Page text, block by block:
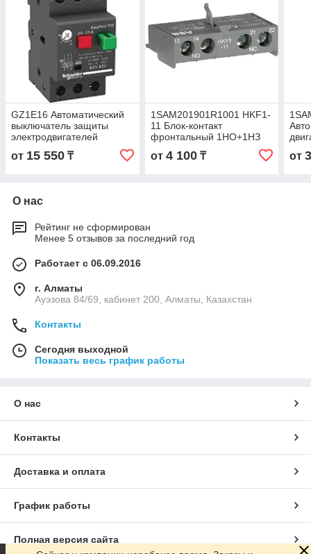
GZ1E16 Автоматический
выключатель защиты
электродвигателей
мощностью до 5.5кВт, на
токи 9 - 14А
от 15 550 ₸
1SAM201901R1001 HKF1-
11 Блок-контакт
фронтальный 1НО+1НЗ
для MS116/MS132
от 4 100₸ от
О нас
Рейтинг не сформирован
Менее 5 отзывов за последний год
Работает с 06.09.2016
г. Алматы
Ауэзова 84/69, кабинет 200, Алматы, Казахстан
Контакты
Сегодня выходной
Показать весь график работы
О нас
Контакты
Доставка и оплата
График работы
Полная версия сайта